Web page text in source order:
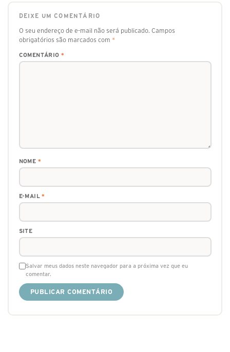
DEIXE UM COMENTÁRIO
O seu endereço de e-mail não será publicado. Campos
obrigatórios são marcados com *
COMENTÁRIO *
NOME *
E-MAIL*
SITE
Salvar meus dados neste navegador para a próxima vez que eu
comentar.